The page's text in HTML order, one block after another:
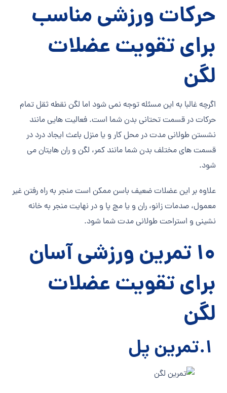
حرکات ورزشی مناسب
برایتقویت عضلات
لگن
اگرچه غالبا به این مسئله توجه نمی ‎شود اما لگن نقطه ثقل تمام
حرکات در قسمت تحتانی بدن شما است. فعالیت هایی مانند
نشستن طولانی مدت در محل کار و یا منزل باعث ایجاد درد در
قسمت های مختلف بدن شما مانند کمر، لگن و ران هایتان می
‎شود.
علاوه بر این عضلات ضعیف باسن ممکن است منجر به راه رفتن غیر
معمول، صدمات زانو، ران و یا مچ پا و در نهایت منجر به خانه
نشینی و استراحت طولانی مدت شما شود.
10 تمرین ورزشی آسان
برای تقویت عضلات
لگن
تمرین پل